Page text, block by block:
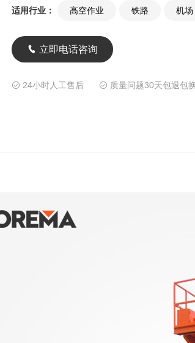
适用行业： 高空作业 铁路 机场
 立即电话咨询
 24小时人工售后  质量问题30天包退包